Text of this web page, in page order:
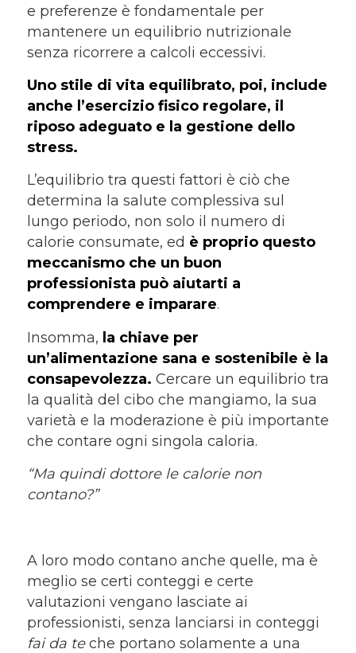
e preferenze è fondamentale per
mantenere un equilibrio nutrizionale
senza ricorrere a calcoli eccessivi.
Uno stile di vita equilibrato, poi, include
anche l’esercizio fisico regolare, il
riposo adeguato e la gestione dello
stress.
L’equilibrio tra questi fattori è ciò che
determina la salute complessiva sul
lungo periodo, non solo il numero di
calorie consumate, ed è proprio questo
meccanismo che un buon
professionista può aiutarti a
comprendere e imparare.
Insomma, la chiave per
un’alimentazione sana e sostenibile è la
consapevolezza. Cercare un equilibrio tra
la qualità del cibo che mangiamo, la sua
varietà e la moderazione è più importante
che contare ogni singola caloria.
“Ma quindi dottore le calorie non
contano?”
A loro modo contano anche quelle, ma è
meglio se certi conteggi e certe
valutazioni vengano lasciate ai
professionisti, senza lanciarsi in conteggi
fai da teche portano solamente a una